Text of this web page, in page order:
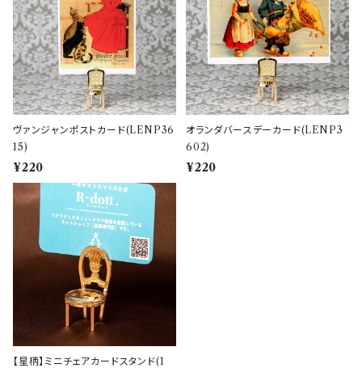
ヴァンジャンポストカード(LENP36
15)
¥220
オランダバースデーカード(LENP3
602)
¥220
【星柄】ミニチェアカードスタンド(1